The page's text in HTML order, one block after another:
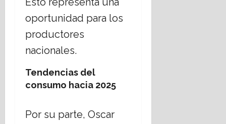
oportunidad para los
productores
nacionales.
Tendencias del
consumo hacia 2025
Por su parte, Oscar